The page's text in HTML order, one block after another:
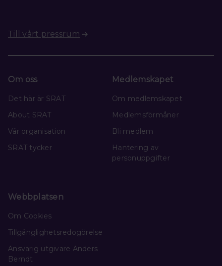
Till vårt pressrum
Om oss
Det här är SRAT
About SRAT
Vår organisation
SRAT tycker
Medlemskapet
Om medlemskapet
Medlemsförmåner
Bli medlem
Hantering av
personuppgifter
Webbplatsen
Om Cookies
Tillgänglighetsredogörelse
Ansvarig utgivare Anders
Berndt